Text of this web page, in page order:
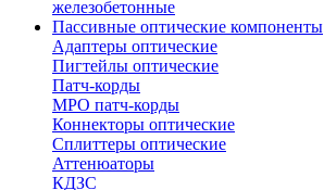
железобетонные
Пассивные оптические компоненты
Адаптеры оптические
Пигтейлы оптические
Патч-корды
MPO патч-корды
Коннекторы оптические
Сплиттеры оптические
Аттенюаторы
КДЗС